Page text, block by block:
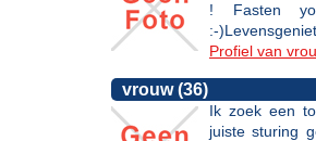
! Fasten
:-
Profiel van
vrouw (36)
Ik zoek een
juiste sturing